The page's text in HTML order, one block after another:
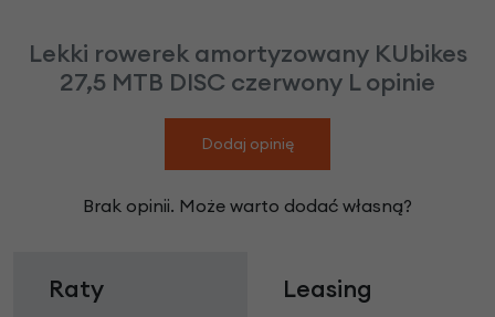
Lekki rowerek amortyzowany KUbikes
27,5 MTB DISC czerwony L opinie
Dodaj opinię
Brak opinii. Może warto dodać własną?
Raty Leasing